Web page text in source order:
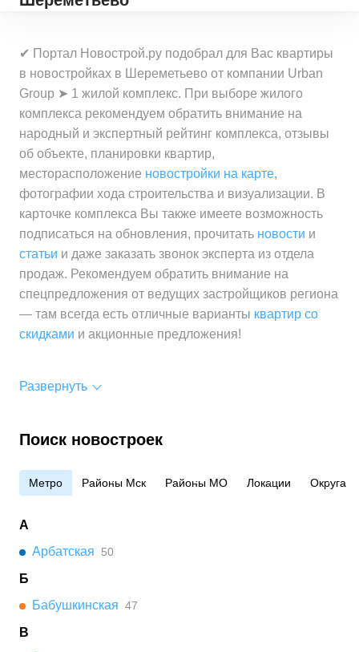
✔ Портал Новострой.ру подобрал для Вас квартиры
в новостройках в Шереметьево от компании Urban
Group ➤ 1 жилой комплекс. При выборе жилого
комплекса рекомендуем обратить внимание на
народный и экспертный рейтинг комплекса, отзывы
об объекте, планировки квартир,
месторасположение новостройки на карте,
фотографии хода строительства и визуализации. В
карточке комплекса Вы также имеете возможность
подписаться на обновления, прочитать новости и
статьи и даже заказать звонок эксперта из отдела
продаж. Рекомендуем обратить внимание на
спецпредложения от ведущих застройщиков региона
— там всегда есть отличные варианты квартир со
скидками и акционные предложения!
Развернуть
Поиск новостроек
Метро Районы Мск Районы МО Локации Округа
А
Арбатская
50
Б
Бабушкинская 47
В